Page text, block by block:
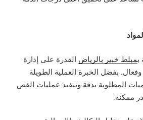
بمبلط خبير بالرياض القدرة على إدارة
بفضل الخبرة العملية الطويلة
المطلوبة بدقة وتنفيذ عمليات القص
ممكنة.